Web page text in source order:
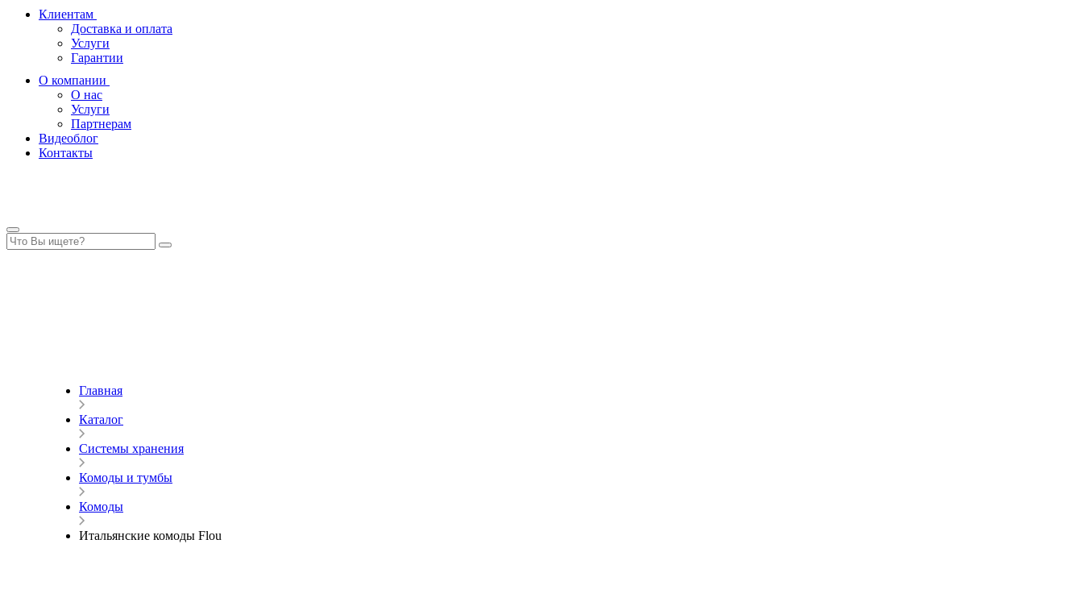
Клиентам
Доставка и оплата
Услуги
Гарантии
О компании
О нас
Услуги
Партнерам
Видеоблог
Контакты
Главная
Каталог
Системы хранения
Комоды и тумбы
Комоды
Итальянские комоды Flou